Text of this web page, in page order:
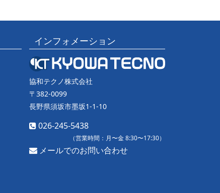
インフォメーション
協和テクノ株式会社
〒382-0099
長野県須坂市墨坂1-1-10
026-245-5438
（営業時間：月〜金 8:30〜17:30）
メールでのお問い合わせ